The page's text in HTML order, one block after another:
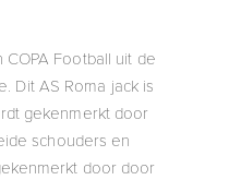
COPA Football uit de
Dit AS Roma jack is
gekenmerkt door
schouders en
door door